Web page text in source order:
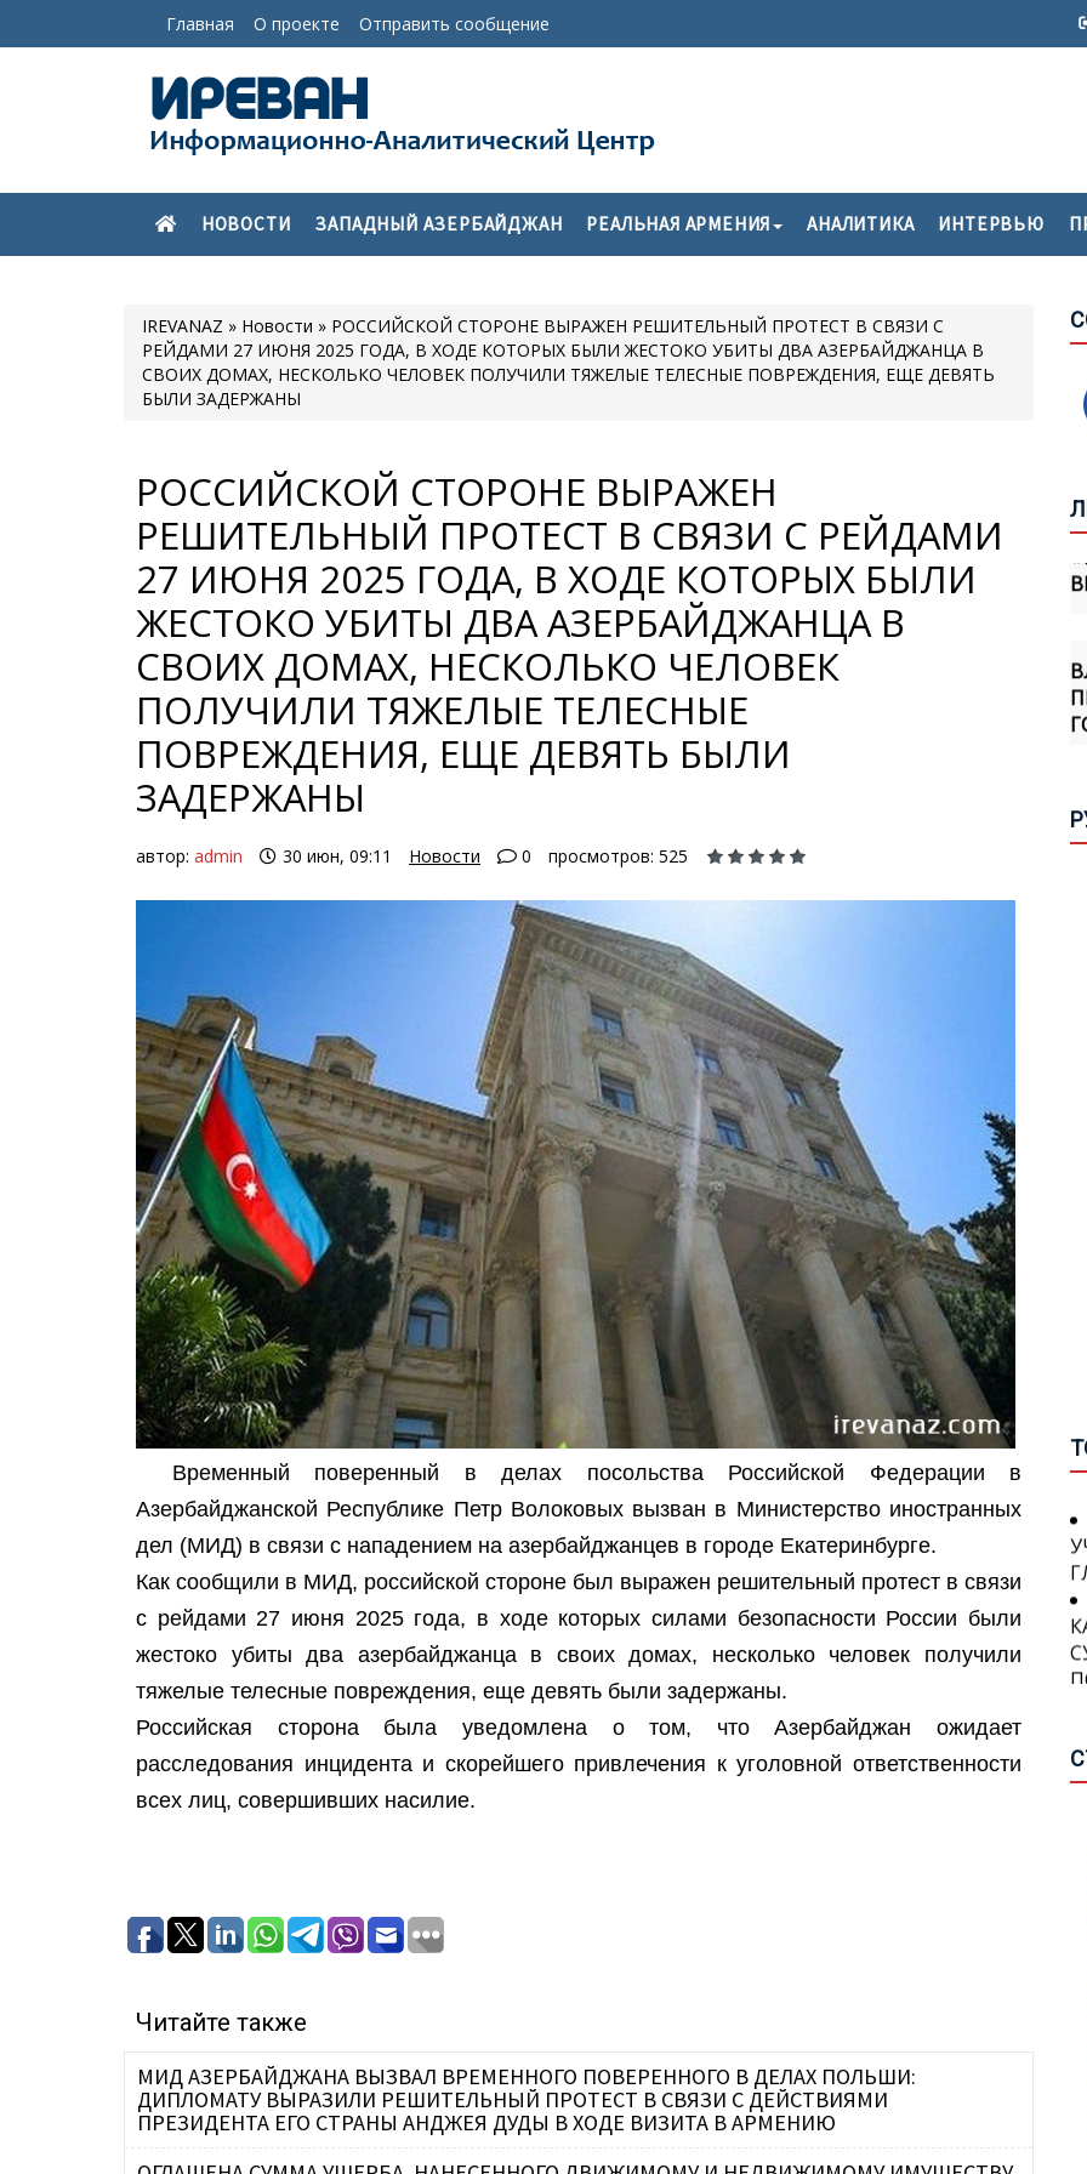
Главная О проекте Отправить сообщение
НОВОСТИ ЗАПАДНЫЙ АЗЕРБАЙДЖАН РЕАЛЬНАЯ АРМЕНИЯ АНАЛИТИКА ИНТЕРВЬЮ
IREVANAZ » Новости » РОССИЙСКОЙ СТОРОНЕ ВЫРАЖЕН РЕШИТЕЛЬНЫЙ ПРОТЕСТ В СВЯЗИ С
РЕЙДАМИ 27 ИЮНЯ 2025 ГОДА, В ХОДЕ КОТОРЫХ БЫЛИ ЖЕСТОКО УБИТЫ ДВА АЗЕРБАЙДЖАНЦА В
СВОИХ ДОМАХ, НЕСКОЛЬКО ЧЕЛОВЕК ПОЛУЧИЛИ ТЯЖЕЛЫЕ ТЕЛЕСНЫЕ ПОВРЕЖДЕНИЯ, ЕЩЕ ДЕВЯТЬ
БЫЛИ ЗАДЕРЖАНЫ
РОССИЙСКОЙ СТОРОНЕ ВЫРАЖЕН
РЕШИТЕЛЬНЫЙ ПРОТЕСТ В СВЯЗИ С РЕЙДАМИ
27 ИЮНЯ 2025 ГОДА, В ХОДЕ КОТОРЫХ БЫЛИ
ЖЕСТОКО УБИТЫ ДВА АЗЕРБАЙДЖАНЦА В
СВОИХ ДОМАХ, НЕСКОЛЬКО ЧЕЛОВЕК
ПОЛУЧИЛИ ТЯЖЕЛЫЕ ТЕЛЕСНЫЕ
ПОВРЕЖДЕНИЯ, ЕЩЕ ДЕВЯТЬ БЫЛИ
ЗАДЕРЖАНЫ
автор: admin 30 июн, 09:11 Новости 0 просмотров: 525
Временный поверенный в делах посольства Российской Федерации в
Азербайджанской Республике Петр Волоковых вызван в Министерство иностранных
дел (МИД) в связи с нападением на азербайджанцев в городе Екатеринбурге.
Как сообщили в МИД, российской стороне был выражен решительный протест в связи
с рейдами 27 июня 2025 года, в ходе которых силами безопасности России были
жестоко убиты два азербайджанца в своих домах, несколько человек получили
тяжелые телесные повреждения, еще девять были задержаны.
Российская сторона была уведомлена о том, что Азербайджан ожидает
расследования инцидента и скорейшего привлечения к уголовной ответственности
всех лиц, совершивших насилие.
Читайте также
МИД АЗЕРБАЙДЖАНА ВЫЗВАЛ ВРЕМЕННОГО ПОВЕРЕННОГО В ДЕЛАХ ПОЛЬШИ:
ДИПЛОМАТУ ВЫРАЗИЛИ РЕШИТЕЛЬНЫЙ ПРОТЕСТ В СВЯЗИ С ДЕЙСТВИЯМИ
ПРЕЗИДЕНТА ЕГО СТРАНЫ АНДЖЕЯ ДУДЫ В ХОДЕ ВИЗИТА В АРМЕНИЮ